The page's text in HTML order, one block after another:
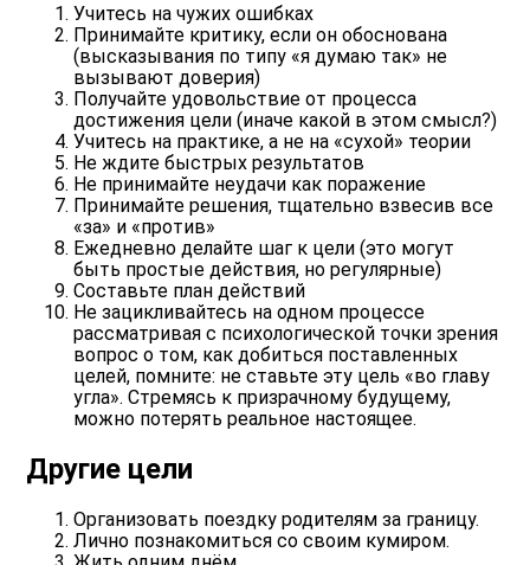
Учитесь на чужих ошибках
Принимайте критику, если он обоснована
(высказывания по типу «я думаю так» не
вызывают доверия)
Получайте удовольствие от процесса
достижения цели (иначе какой в этом смысл?)
Учитесь на практике, а не на «сухой» теории
Не ждите быстрых результатов
Не принимайте неудачи как поражение
Принимайте решения, тщательно взвесив все
«за» и «против»
Ежедневно делайте шаг к цели (это могут
быть простые действия, но регулярные)
Составьте план действий
Не зацикливайтесь на одном процессе
рассматривая с психологической точки зрения
вопрос о том, как добиться поставленных
целей, помните: не ставьте эту цель «во главу
угла». Стремясь к призрачному будущему,
можно потерять реальное настоящее.
Другие цели
Организовать поездку родителям за границу.
Лично познакомиться со своим кумиром.